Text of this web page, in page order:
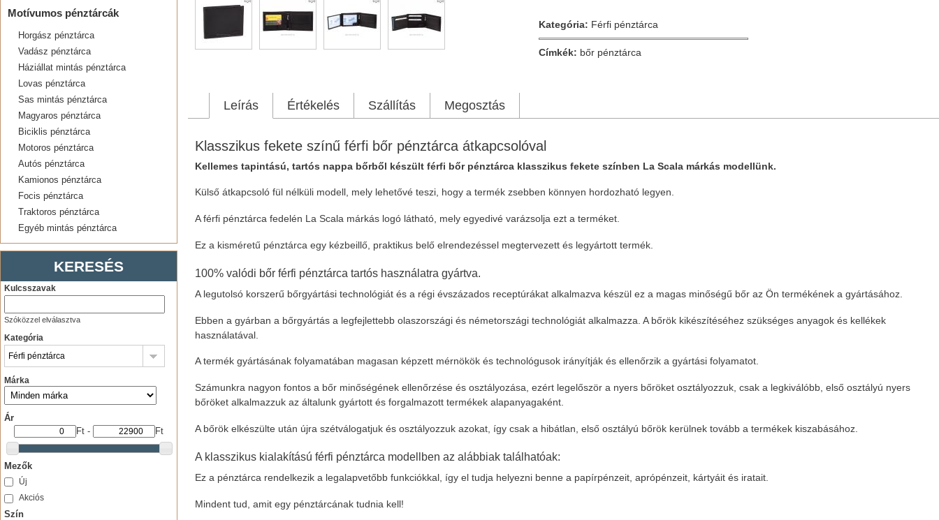
Motívumos pénztárcák
Horgász pénztárca
Vadász pénztárca
Háziállat mintás pénztárca
Lovas pénztárca
Sas mintás pénztárca
Magyaros pénztárca
Biciklis pénztárca
Motoros pénztárca
Autós pénztárca
Kamionos pénztárca
Focis pénztárca
Traktoros pénztárca
Egyéb mintás pénztárca
KERESÉS
Kulcsszavak
Szóközzel elválasztva
Kategória
Márka
Ár
Ft - Ft
Mezők
Új
Akciós
Szín
Kategória: Férfi pénztárca
Címkék: bőr pénztárca
Leírás Értékelés Szállítás Megosztás
Klasszikus fekete színű férfi bőr pénztárca átkapcsolóval
Kellemes tapintású, tartós nappa bőrből készült férfi bőr pénztárca klasszikus fekete színben La Scala márkás modellünk.
Külső átkapcsoló fül nélküli modell, mely lehetővé teszi, hogy a termék zsebben könnyen hordozható legyen.
A férfi pénztárca fedelén La Scala márkás logó látható, mely egyedivé varázsolja ezt a terméket.
Ez a kisméretű pénztárca egy kézbeillő, praktikus belő elrendezéssel megtervezett és legyártott termék.
100% valódi bőr férfi pénztárca tartós használatra gyártva.
A legutolsó korszerű bőrgyártási technológiát és a régi évszázados receptúrákat alkalmazva készül ez a magas minőségű bőr az Ön termékének a gyártásához.
Ebben a gyárban a bőrgyártás a legfejlettebb olaszországi és németországi technológiát alkalmazza. A bőrök kikészítéséhez szükséges anyagok és kellékek
használatával.
A termék gyártásának folyamatában magasan képzett mérnökök és technológusok irányítják és ellenőrzik a gyártási folyamatot.
Számunkra nagyon fontos a bőr minőségének ellenőrzése és osztályozása, ezért legelőször a nyers bőröket osztályozzuk, csak a legkiválóbb, első osztályú nyers
bőröket alkalmazzuk az általunk gyártott és forgalmazott termékek alapanyagaként.
A bőrök elkészülte után újra szétválogatjuk és osztályozzuk azokat, így csak a hibátlan, első osztályú bőrök kerülnek tovább a termékek kiszabásához.
A klasszikus kialakítású férfi pénztárca modellben az alábbiak találhatóak:
Ez a pénztárca rendelkezik a legalapvetőbb funkciókkal, így el tudja helyezni benne a papírpénzeit, aprópénzeit, kártyáit és iratait.
Mindent tud, amit egy pénztárcának tudnia kell!